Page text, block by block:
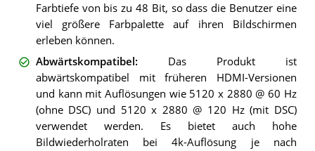
Farbtiefe von bis zu 48 Bit, so dass die Benutzer eine
viel größere Farbpalette auf ihren Bildschirmen
erleben können.
Abwärtskompatibel : Das Produkt ist
abwärtskompatibel mit früheren HDMI-Versionen
und kann mit Auflösungen wie 5120 x 2880 @ 60 Hz
(ohne DSC) und 5120 x 2880 @ 120 Hz (mit DSC)
verwendet werden. Es bietet auch hohe
Bildwiederholraten bei 4k-Auflösung je nach